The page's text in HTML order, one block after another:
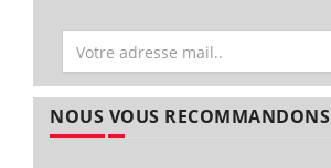
NOUS VOUS RECOMMANDONS